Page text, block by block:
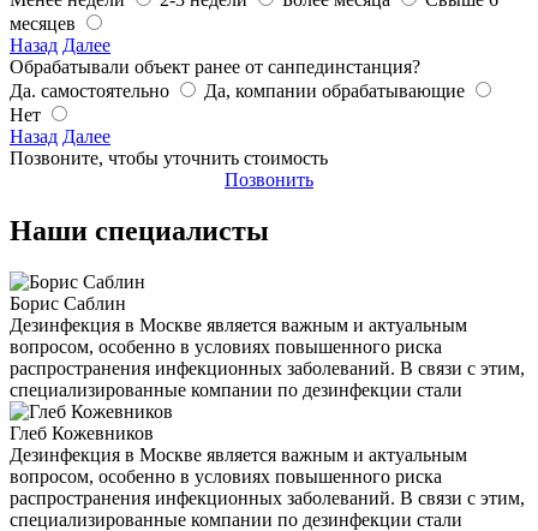
месяцев
Назад Далее
Обрабатывали объект ранее от санпединстанция?
Да. самостоятельно
Да, компании обрабатывающие
Нет
Назад Далее
Позвоните, чтобы уточнить стоимость
Позвонить
Наши специалисты
Борис Саблин
Дезинфекция в Москве является важным и актуальным
вопросом, особенно в условиях повышенного риска
распространения инфекционных заболеваний. В связи с этим,
специализированные компании по дезинфекции стали
Глеб Кожевников
Дезинфекция в Москве является важным и актуальным
вопросом, особенно в условиях повышенного риска
распространения инфекционных заболеваний. В связи с этим,
специализированные компании по дезинфекции стали